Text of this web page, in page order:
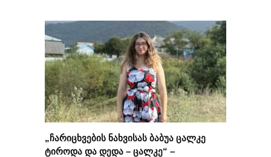
„ჩარიცხვების ნახვისას ბაბუა ცალკე
ტიროდა და დედა – ცალკე“ –